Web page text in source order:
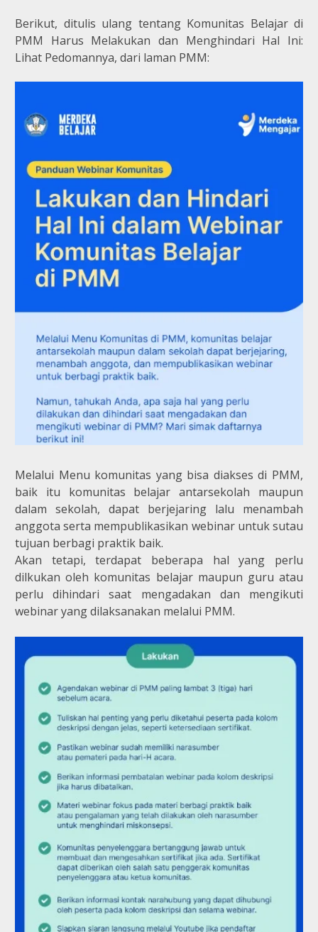
Berikut, ditulis ulang tentang Komunitas Belajar di
PMM Harus Melakukan dan Menghindari Hal Ini:
Lihat Pedomannya, dari laman PMM:
Melalui Menu komunitas yang bisa diakses di PMM,
baik itu komunitas belajar antarsekolah maupun
dalam sekolah, dapat berjejaring lalu menambah
anggota serta mempublikasikan webinar untuk sutau
tujuan berbagi praktik baik.
Akan tetapi, terdapat beberapa hal yang perlu
dilkukan oleh komunitas belajar maupun guru atau
perlu dihindari saat mengadakan dan mengikuti
webinar yang dilaksanakan melalui PMM.